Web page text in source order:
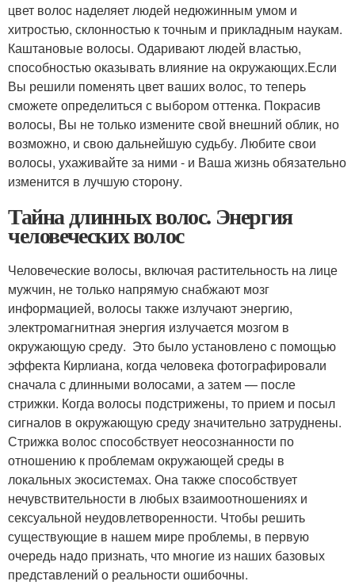
цвет волос наделяет людей недюжинным умом и
хитростью, склонностью к точным и прикладным наукам.
Каштановые волосы. Одаривают людей властью,
способностью оказывать влияние на окружающих.Если
Вы решили поменять цвет ваших волос, то теперь
сможете определиться с выбором оттенка. Покрасив
волосы, Вы не только измените свой внешний облик, но
возможно, и свою дальнейшую судьбу. Любите свои
волосы, ухаживайте за ними - и Ваша жизнь обязательно
изменится в лучшую сторону.
Тайна длинных волос. Энергия
человеческих волос
Человеческие волосы, включая растительность на лице
мужчин, не только напрямую снабжают мозг
информацией, волосы также излучают энергию,
электромагнитная энергия излучается мозгом в
окружающую среду. Это было установлено с помощью
эффекта Кирлиана, когда человека фотографировали
сначала с длинными волосами, а затем — после
стрижки. Когда волосы подстрижены, то прием и посыл
сигналов в окружающую среду значительно затруднены.
Стрижка волос способствует неосознанности по
отношению к проблемам окружающей среды в
локальных экосистемах. Она также способствует
нечувствительности в любых взаимоотношениях и
сексуальной неудовлетворенности. Чтобы решить
существующие в нашем мире проблемы, в первую
очередь надо признать, что многие из наших базовых
представлений о реальности ошибочны.